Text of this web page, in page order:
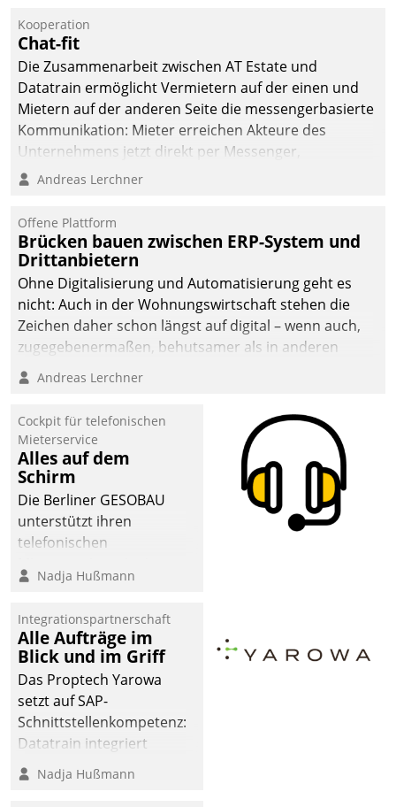
Einsparungen durch optimierte und automatisierte
Prozesse. Doch man darf nicht zu viel erwarten: Allein
mit der Einführung einer neuen Software ist es nicht
getan. Die Digitalisierung erfordert von Unternehmen
die Bereitschaft, sich zu überprüfen, zu hinterfragen
und zu verändern.
Kooperation
Chat-fit
Die Zusammenarbeit zwischen AT Estate und
Datatrain ermöglicht Vermietern auf der einen und
Mietern auf der anderen Seite die messengerbasierte
Kommunikation: Mieter erreichen Akteure des
Unternehmens jetzt direkt per Messenger,
Mitarbeiter oder Dienstleister empfangen oder
Andreas Lerchner
Offene Plattform
Brücken bauen zwischen ERP-System und
Drittanbietern
Ohne Digitalisierung und Automatisierung geht es
nicht: Auch in der Wohnungswirtschaft stehen die
Zeichen daher schon längst auf digital – wenn auch,
zugegebenermaßen, behutsamer als in anderen
Branchen.
Andreas Lerchner
Cockpit für telefonischen
Mieterservice
Alles auf dem
Schirm
Die Berliner GESOBAU
unterstützt ihren
telefonischen
digitalen Cockpit, das
passende Fragen und
Schlagworte auswirft.
Eine intuitive
Dialogführung ermöglicht
dem externen
Serviceteam, Anrufe von
Mietenden zügiger und
effizienter zu bearbeiten.
Nadja Hußmann
Integrationspartnerschaft
Alle Aufträge im
Blick und im Griff
Das Proptech Yarowa
setzt auf SAP-
Schnittstellenkompetenz:
Datatrain integriert
Yarowas Portal zur
Vergabe und Verwaltung
Nadja Hußmann